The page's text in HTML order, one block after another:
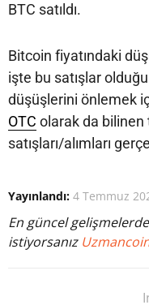
BTC satıldı.
Bitcoin fiyatındaki
işte bu satışlar
düşüşlerini önlemek
OTC olarak da
satışları/alımları
Yayınlandı: 4 Temmuz
En güncel
istiyorsanız